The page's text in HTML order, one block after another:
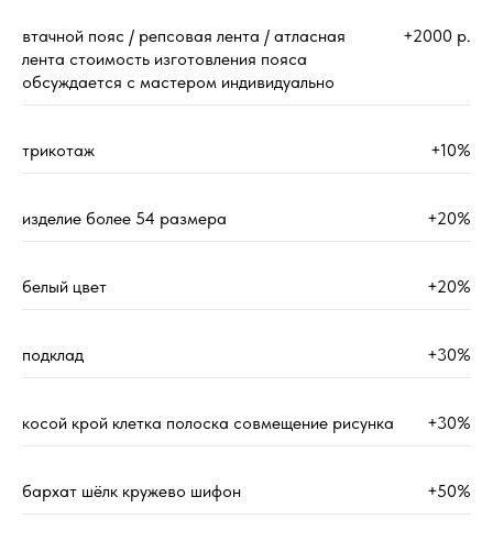
втачной пояс / репсовая лента / атласная
лента стоимость изготовления пояса
обсуждается с мастером индивидуально
+2000 р.
трикотаж +10%
изделие более 54 размера +20%
белый цвет +20%
подклад +30%
косой крой клетка полоска совмещение рисунка +30%
бархат шёлк кружево шифон +50%